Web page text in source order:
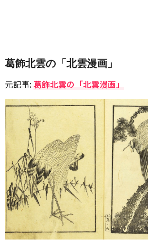
葛飾北雲の「北雲漫画」
元記事:葛飾北雲の「北雲漫画」